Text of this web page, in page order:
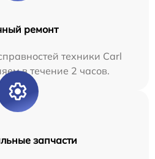
ремонт
техники Carl
в течение 2 часов.
запчасти